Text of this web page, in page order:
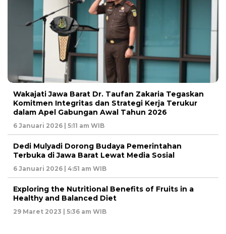
Wakajati Jawa Barat Dr. Taufan Zakaria Tegaskan
Komitmen Integritas dan Strategi Kerja Terukur
dalam Apel Gabungan Awal Tahun 2026
6 Januari 2026 | 5:11 am WIB
Dedi Mulyadi Dorong Budaya Pemerintahan
Terbuka di Jawa Barat Lewat Media Sosial
6 Januari 2026 | 4:51 am WIB
Exploring the Nutritional Benefits of Fruits in a
Healthy and Balanced Diet
29 Maret 2023 | 5:36 am WIB